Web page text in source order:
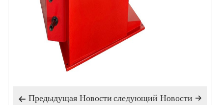
 Предыдущая Hовости 
следующий Hовости